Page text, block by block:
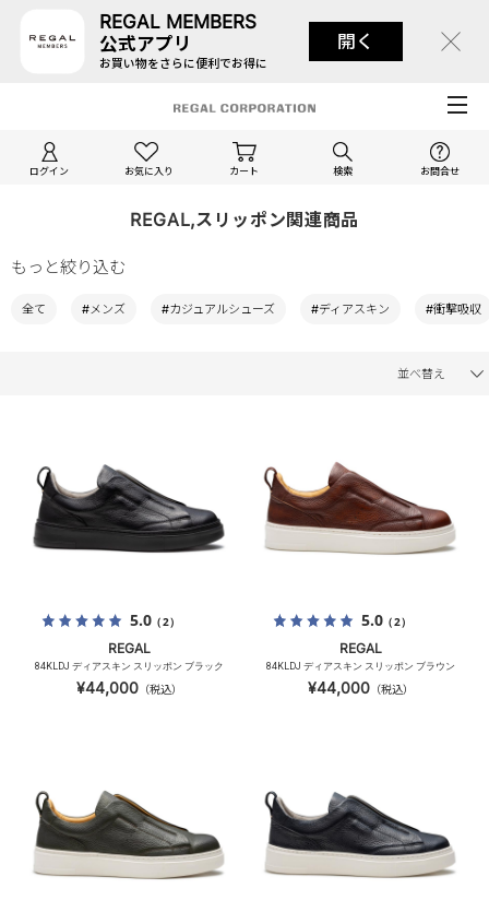
REGAL MEMBERS
公式アプリ
お買い物をさらに便利でお得に
開く
ログイン お気に入り カート 検索 お問合せ
REGAL,スリッポン関連商品
もっと絞り込む
全て #メンズ #カジュアルシューズ #ディアスキン #衝撃吸収
並べ替え
5.0（2）
REGAL
84KLDJ ディアスキン スリッポン ブラック
¥44,000（税込）
5.0（2）
REGAL
84KLDJ ディアスキン スリッポン ブラウン
¥44,000（税込）